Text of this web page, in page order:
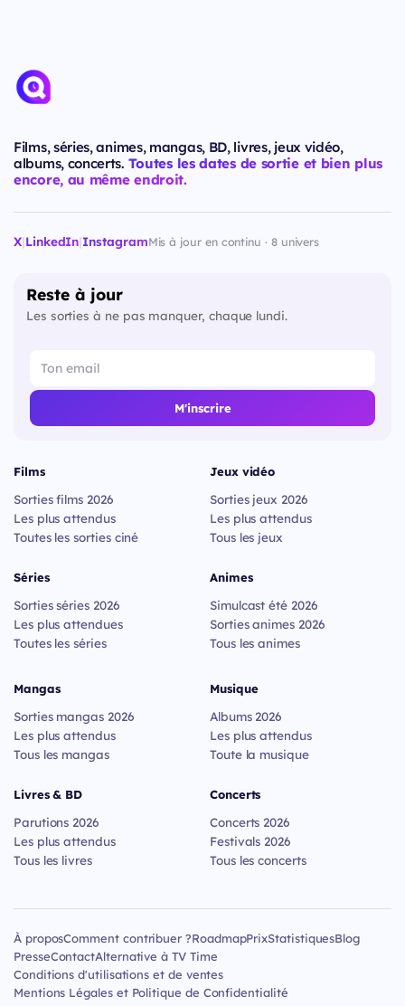
Films, séries, animes, mangas, BD, livres, jeux vidéo,
albums, concerts. Toutes les dates de sortie et bien plus
encore, au même endroit.
X|LinkedIn|InstagramMis à jour en continu · 8 univers
Reste à jour
Les sorties à ne pas manquer, chaque lundi.
M'inscrire
Films
Sorties films 2026
Les plus attendus
Toutes les sorties ciné
Séries
Sorties séries 2026
Les plus attendues
Toutes les séries
Jeux vidéo
Sorties jeux 2026
Les plus attendus
Tous les jeux
Animes
Simulcast été 2026
Sorties animes 2026
Tous les animes
Mangas
Sorties mangas 2026
Les plus attendus
Tous les mangas
Livres & BD
Parutions 2026
Les plus attendus
Tous les livres
Musique
Albums 2026
Les plus attendus
Toute la musique
Concerts
Concerts 2026
Festivals 2026
Tous les concerts
À proposComment contribuer ?RoadmapPrixStatistiquesBlog
PresseContactAlternative à TV Time
Conditions d'utilisations et de ventes
Mentions Légales et Politique de Confidentialité